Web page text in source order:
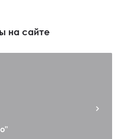
на сайте